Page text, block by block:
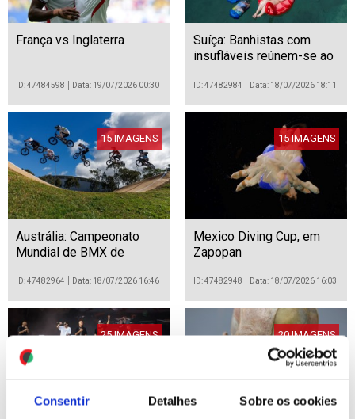
Consentir Detalhes Sobre os cookies
França vs Inglaterra
ID: 47484598 Data: 19/07/2026 00:30
Suíça: Banhistas com
insufláveis reúnem-se ao
Genebra
ID: 47482984 Data: 18/07/2026 18:11
15 IMAGENS
Austrália: Campeonato
Mundial de BMX de
2026
ID: 47482964 Data: 18/07/2026 16:46
15 IMAGENS
Mexico Diving Cup, em
Zapopan
ID: 47482948 Data: 18/07/2026 16:03
25 IMAGENS 20 IMAGENS